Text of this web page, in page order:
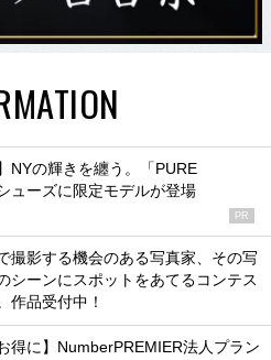
NYの輝きを纏う。「PURE
ューズに限定モデルが登場
PR
撮影する機会のある写真家、その写
シーンにスポットをあてるコンテス
作品受付中！
得に】NumberPREMIER法人プラン